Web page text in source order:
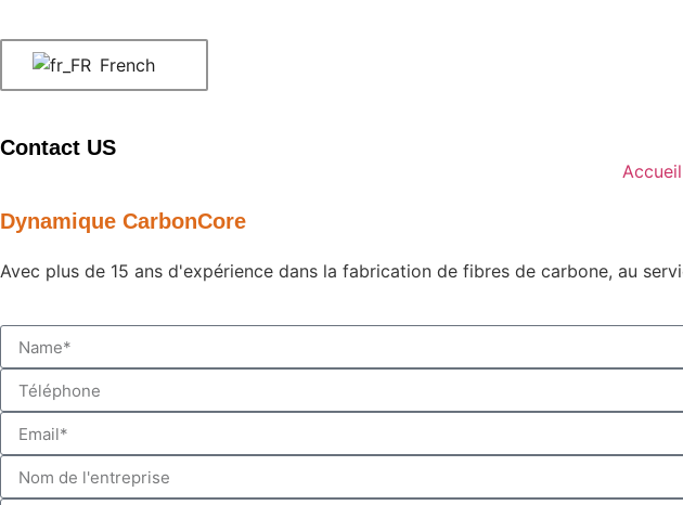
French
Contact US
Accueil
Dynamique CarbonCore
Avec plus de 15 ans d'expérience dans la fabrication de fibres de carbone, au